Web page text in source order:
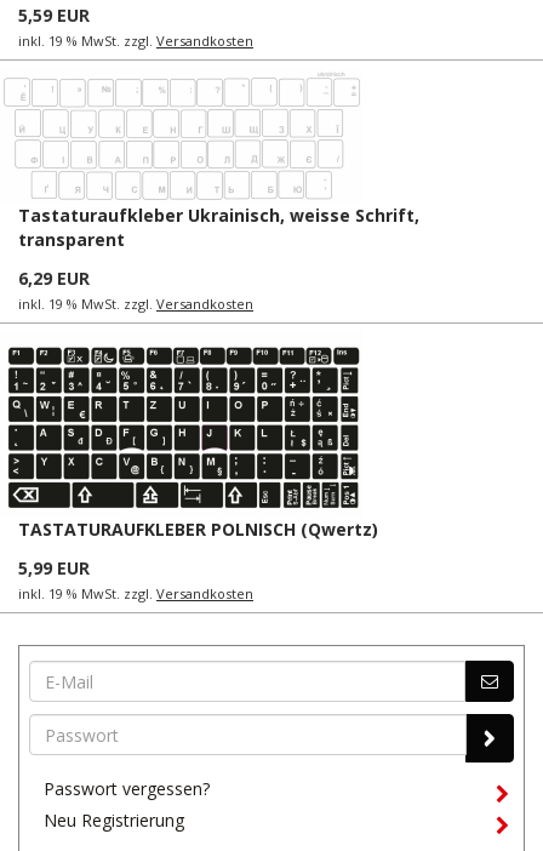
5,59 EUR
inkl. 19 % MwSt. zzgl. Versandkosten
Tastaturaufkleber Ukrainisch, weisse Schrift,
transparent
6,29 EUR
inkl. 19 % MwSt. zzgl. Versandkosten
TASTATURAUFKLEBER POLNISCH (Qwertz)
5,99 EUR
inkl. 19 % MwSt. zzgl. Versandkosten
Passwort vergessen?
Neu Registrierung